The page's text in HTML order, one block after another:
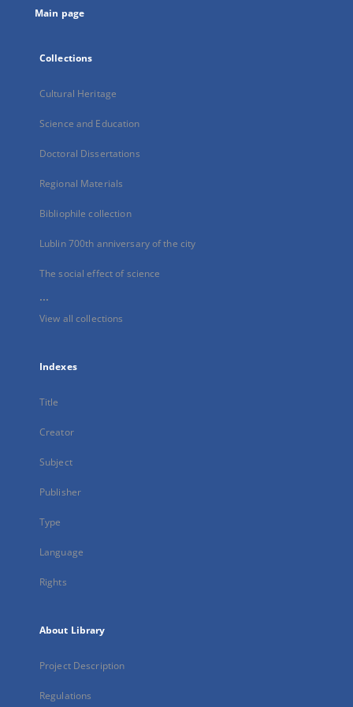
Main page
Collections
Cultural Heritage
Science and Education
Doctoral Dissertations
Regional Materials
Bibliophile collection
Lublin 700th anniversary of the city
The social effect of science
...
View all collections
Indexes
Title
Creator
Subject
Publisher
Type
Language
Rights
About Library
Project Description
Regulations